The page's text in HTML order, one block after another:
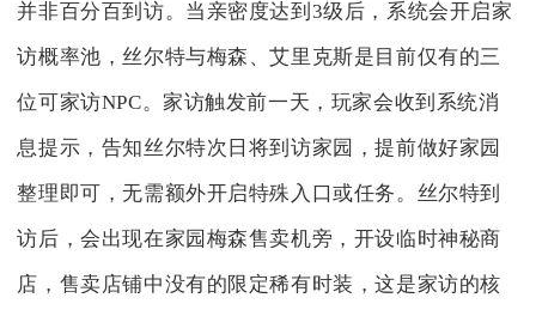
并非百分百到访。当亲密度达到3级后，系统会开启家
访概率池，丝尔特与梅森、艾里克斯是目前仅有的三
位可家访NPC。家访触发前一天，玩家会收到系统消
息提示，告知丝尔特次日将到访家园，提前做好家园
整理即可，无需额外开启特殊入口或任务。丝尔特到
访后，会出现在家园梅森售卖机旁，开设临时神秘商
店，售卖店铺中没有的限定稀有时装，这是家访的核